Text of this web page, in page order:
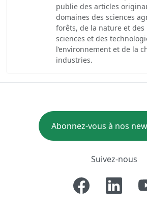
publie des articles
domaines des sciences
forêts, de la nature et des
sciences et des
l’environnement et de la
industries.
Abonnez-vous à nos
Suivez-nous